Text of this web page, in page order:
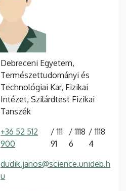
Debreceni Egyetem,
Természettudományi és
Technológiai Kar, Fizikai
Intézet, Szilárdtest Fizikai
Tanszék
+36 52 512
900
111
91
1118
6
1118
4
dudik.janos@science.unideb.h
u